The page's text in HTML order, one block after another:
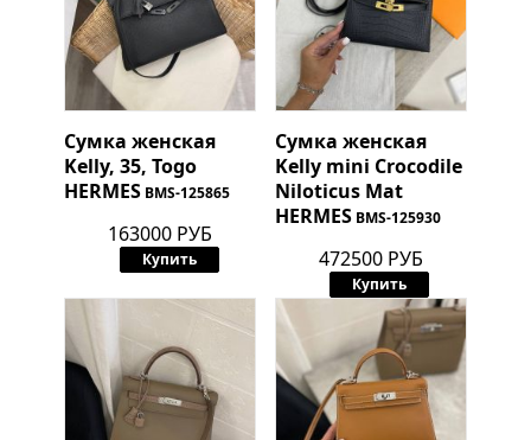
Сумка женская
Kelly, 35, Togo
HERMES BMS-125865
163000 РУБ
Купить
Сумка женская
Kelly mini Crocodile
Niloticus Mat
HERMES BMS-125930
472500 РУБ
Купить